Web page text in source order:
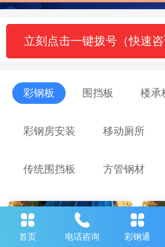
立刻点击一键拨号（快速咨
彩钢板 围挡板 楼承
彩钢房安装 移动厕所
传统围挡板 方管钢材
首页 电话咨询 彩钢通